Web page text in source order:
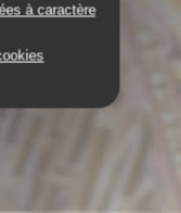
à caractère